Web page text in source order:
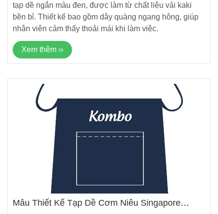
tạp dề ngắn màu đen, được làm từ chất liệu vải kaki
bền bỉ. Thiết kế bao gồm dây quàng ngang hông, giúp
nhân viên cảm thấy thoải mái khi làm việc.
Xem thêm ››
Mẫu Thiết Kế Tạp Dề Cơm Niêu Singapore